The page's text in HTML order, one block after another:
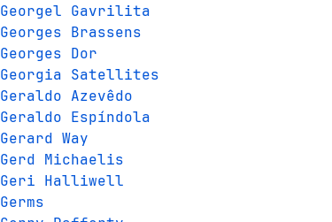
Georgel Gavrilita
Georges Brassens
Georges Dor
Georgia Satellites
Geraldo Azevêdo
Geraldo Espíndola
Gerard Way
Gerd Michaelis
Geri Halliwell
Germs